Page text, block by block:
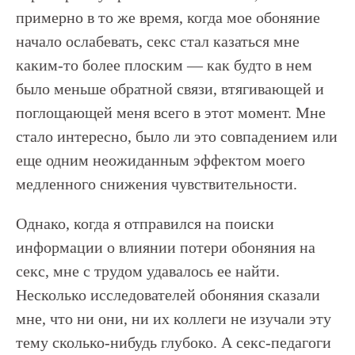
примерно в то же время, когда мое обоняние
начало ослабевать, секс стал казаться мне
каким-то более плоским — как будто в нем
было меньше обратной связи, втягивающей и
поглощающей меня всего в этот момент. Мне
стало интересно, было ли это совпадением или
еще одним неожиданным эффектом моего
медленного снижения чувствительности.
Однако, когда я отправился на поиски
информации о влиянии потери обоняния на
секс, мне с трудом удавалось ее найти.
Несколько исследователей обоняния сказали
мне, что ни они, ни их коллеги не изучали эту
тему сколько-нибудь глубоко. А секс-педагоги